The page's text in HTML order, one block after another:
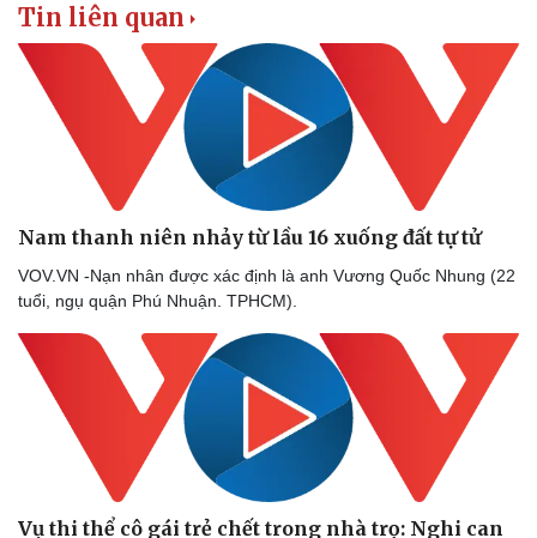
Thể thao
Bóng đá
Lịch thi đấu bóng đá
Thế giới thể thao
Hậu trường
Ô tô - Xe máy
Ô tô
Xe máy
Tư vấn
Tin liên quan
Nam thanh niên nhảy từ lầu 16 xuống đất tự tử
VOV.VN -Nạn nhân được xác định là anh Vương Quốc Nhung (22
tuổi, ngụ quận Phú Nhuận. TPHCM).
Vụ thi thể cô gái trẻ chết trong nhà trọ: Nghi can